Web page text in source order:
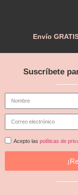
Envío
Suscríbete
Acepto las políticas de